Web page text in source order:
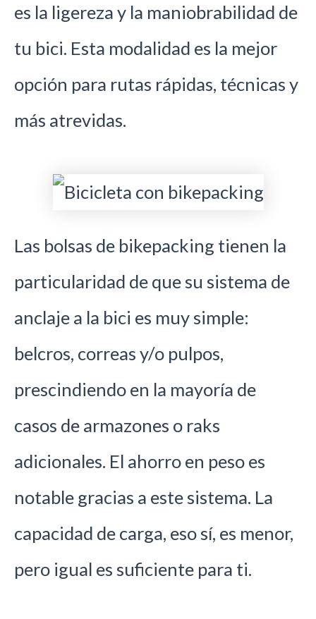
es la ligereza y la maniobrabilidad de
tu bici. Esta modalidad es la mejor
opción para rutas rápidas, técnicas y
más atrevidas.
Las bolsas de bikepacking tienen la
particularidad de que su sistema de
anclaje a la bici es muy simple:
belcros, correas y/o pulpos,
prescindiendo en la mayoría de
casos de armazones o raks
adicionales. El ahorro en peso es
notable gracias a este sistema. La
capacidad de carga, eso sí, es menor,
pero igual es suficiente para ti.